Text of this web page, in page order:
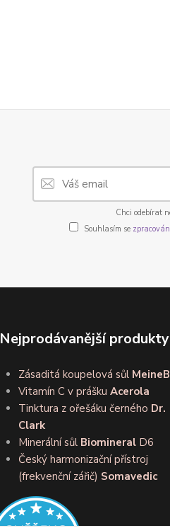
Chci odebírat
Souhlasím se
Nejprodávanější produkty
Zásaditá koupelová sůl
Vitamín C v prášku Acerola
Tinktura z ořešáku černého Dr.
Clark
Minerální sůl Biomineral D6
Český harmonizační přístroj
(frekvenční zářič) Somavedic